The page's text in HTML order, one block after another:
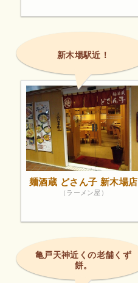
新木場駅近！
麺酒蔵 どさん子 新木場店
（ラーメン屋）
亀戸天神近くの老舗くず
餅。